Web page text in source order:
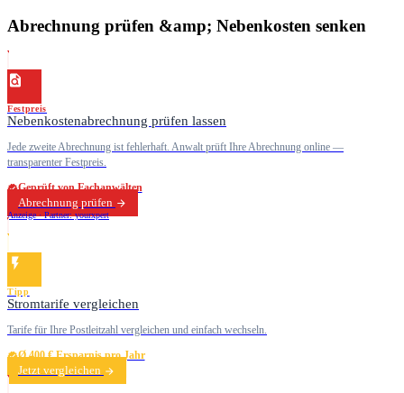
Abrechnung prüfen &amp; Nebenkosten senken
Festpreis
Nebenkostenabrechnung prüfen lassen
Jede zweite Abrechnung ist fehlerhaft. Anwalt prüft Ihre Abrechnung online —
transparenter Festpreis.
Geprüft von Fachanwälten
Abrechnung prüfen
Anzeige · Partner: yourxpert
Tipp
Stromtarife vergleichen
Tarife für Ihre Postleitzahl vergleichen und einfach wechseln.
Ø 400 € Ersparnis pro Jahr
Jetzt vergleichen